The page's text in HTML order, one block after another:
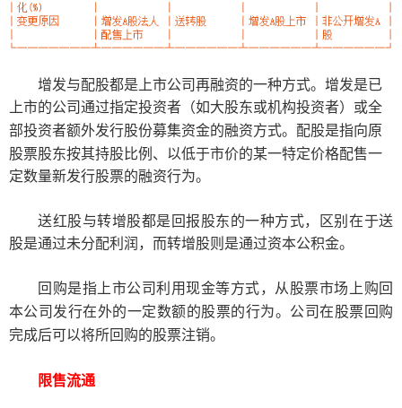
增发与配股都是上市公司再融资的一种方式。增发是已
上市的公司通过指定投资者（如大股东或机构投资者）或全
部投资者额外发行股份募集资金的融资方式。 配股是指向原
股票股东按其持股比例、以低于市价的某一特定价格配售一
定数量新发行股票的融资行为。
送红股与转增股都是回报股东的一种方式，
区别在于送
股是通过未分配利润，而转增股则是通过资本公积金。
回购是指 上市公司利用现金等方式，从 股票市场 上购回
本公司发行在外的一定数额的股票的行为。公司在股票回购
完成后可以将所回购的股票注销。
限售流通